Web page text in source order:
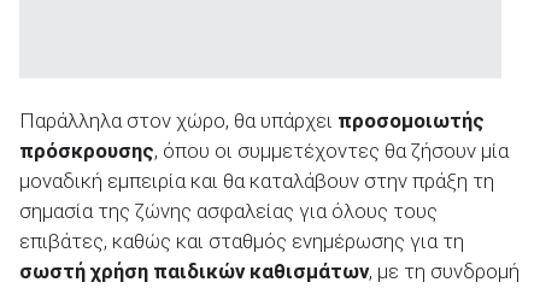
Παράλληλα στον χώρο, θα υπάρχει προσομοιωτής
πρόσκρουσης, όπου οι συμμετέχοντες θα ζήσουν μία
μοναδική εμπειρία και θα καταλάβουν στην πράξη τη
σημασία της ζώνης ασφαλείας για όλους τους
επιβάτες, καθώς και σταθμός ενημέρωσης για τη
σωστή χρήση παιδικών καθισμάτων, με τη συνδρομή